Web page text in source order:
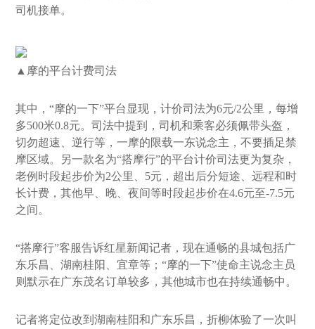
司机接单。
▲摩的平台计费司法
其中，“摩的一下”平台显现，计价司法为6元/2公里，每增
多500米0.8元。司法中提到，司机和乘客必须佩带头盔，
切勿超速、逆行等，一摩的限载一东说念主，不要插足禁
摩区域。另一款名为“搭摩行”的平台计价司法更为复杂，
老例时段起步价为2公里、5元，超出后分短途、远程和时
长计费，其他早、晚、夜间等时段起步价在4.6元至-7.5元
之间。
“搭摩行”客服告诉红星新闻记者，现在通畅的县城包括广
东乐昌、湖南桂阳、宜章等；“摩的一下”使命主说念主员
则默示在广东茂名订单较多，其他城市也在持续通畅中。
记者将定位改到湖南桂阳和广东乐昌，折柳体验了一次叫